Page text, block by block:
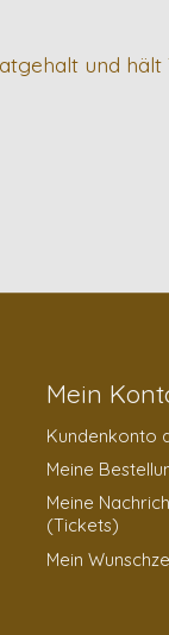
und
Mein
Kundenkonto
Meine
Meine
(Tickets)
Mein